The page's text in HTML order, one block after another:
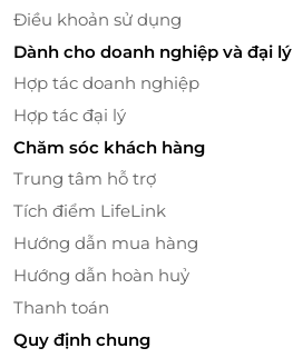
Điều khoản sử dụng
Dành cho doanh nghiệp và đại lý
Hợp tác doanh nghiệp
Hợp tác đại lý
Chăm sóc khách hàng
Trung tâm hỗ trợ
Tích điểm LifeLink
Hướng dẫn mua hàng
Hướng dẫn hoàn huỷ
Thanh toán
Quy định chung